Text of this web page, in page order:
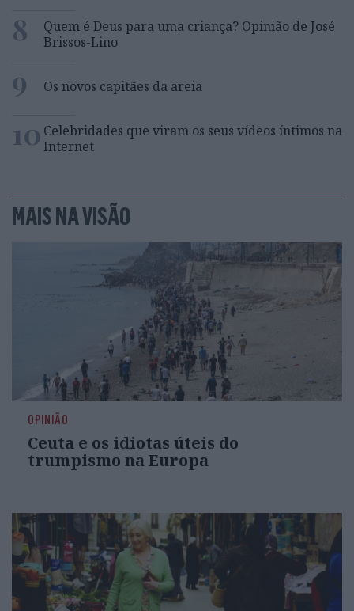
8
Quem é Deus para uma criança? Opinião de José
Brissos-Lino
9 Os novos capitães da areia
10 Celebridades que viram os seus vídeos íntimos na
Internet
MAIS NA VISÃO
OPINIÃO
Ceuta e os idiotas úteis do
trumpismo na Europa